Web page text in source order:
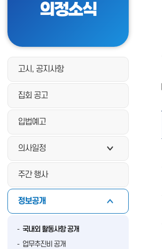
의정소식
고시, 공지사항
집회 공고
입법예고
의사일정
주간 행사
정보공개
국내외 활동사항 공개
업무추진비 공개